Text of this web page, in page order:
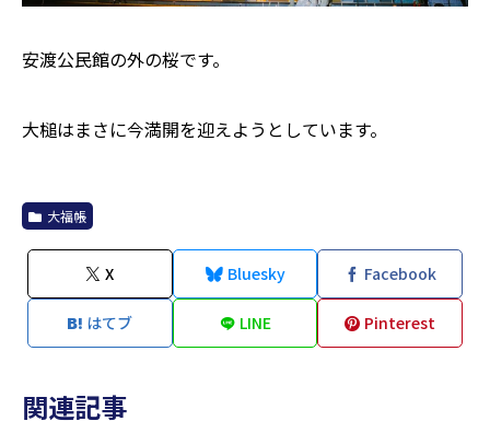
安渡公民館の外の桜です。
大槌はまさに今満開を迎えようとしています。
大福帳
X Bluesky Facebook
はてブ LINE Pinterest
関連記事